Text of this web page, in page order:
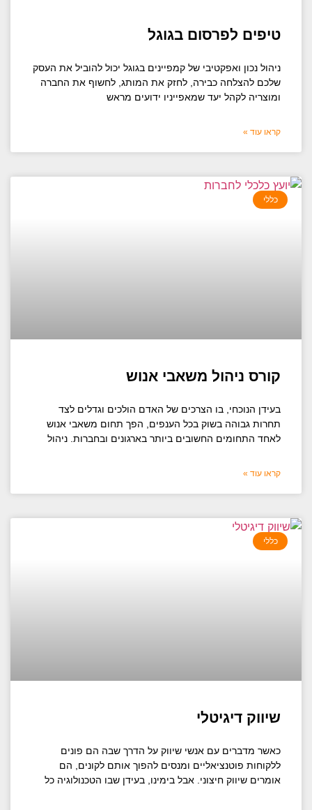
טיפים לפרסום בגוגל
ניהול נכון ואפקטיבי של קמפיינים בגוגל יכול להוביל את העסק
שלכם להצלחה כבירה, לחזק את המותג, לחשוף את החברה
ומוצריה לקהל יעד שמאפייניו ידועים מראש
קראו עוד »
כללי
קורס ניהול משאבי אנוש
בעידן הנוכחי, בו הצרכים של האדם הולכים וגדלים לצד
תחרות גבוהה בשוק בכל הענפים, הפך תחום משאבי אנוש
לאחד התחומים החשובים ביותר בארגונים ובחברות. ניהול
קראו עוד »
כללי
שיווק דיגיטלי
כאשר מדברים עם אנשי שיווק על הדרך שבה הם פונים
ללקוחות פוטנציאליים ומנסים להפוך אותם לקונים, הם
אומרים שיווק חיצוני. אבל בימינו, בעידן שבו הטכנולוגיה כל